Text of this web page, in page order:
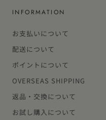
INFORMATION
お支払いについて
配送について
ポイントについて
OVERSEAS SHIPPING
返品・交換について
お試し購入について